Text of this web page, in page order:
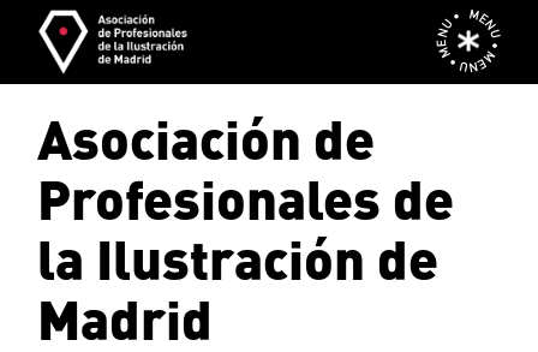
content
MENU • MENU • MENU •
Asociación de
Profesionales de
la Ilustración de
Madrid